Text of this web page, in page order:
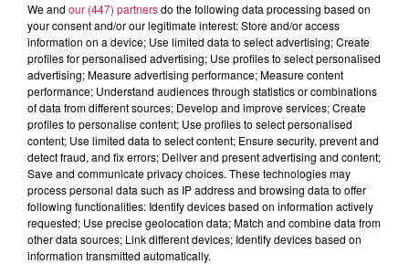
17h-19h. De nombreux véhicules sont en
difficulté. Il faudra pour certains, 4h pour faire
Valenciennes-Maubeuge sur la D649.
We and our (447) partnersdo the following data processing based on
your consent and/or our legitimate interest: Store and/or access
information on a device; Use limited data to select advertising; Create
profiles for personalised advertising; Use profiles to select personalised
advertising; Measure advertising performance; Measure content
performance; Understand audiences through statistics or combinations
of data from different sources; Develop and improve services; Create
profiles to personalise content; Use profiles to select personalised
content; Use limited data to select content; Ensure security, prevent and
detect fraud, and fix errors; Deliver and present advertising and content;
Save and communicate privacy choices. These technologies may
process personal data such as IP address and browsing data to offer
following functionalities: Identify devices based on information actively
requested; Use precise geolocation data; Match and combine data from
other data sources; Link different devices; Identify devices based on
information transmitted automatically.